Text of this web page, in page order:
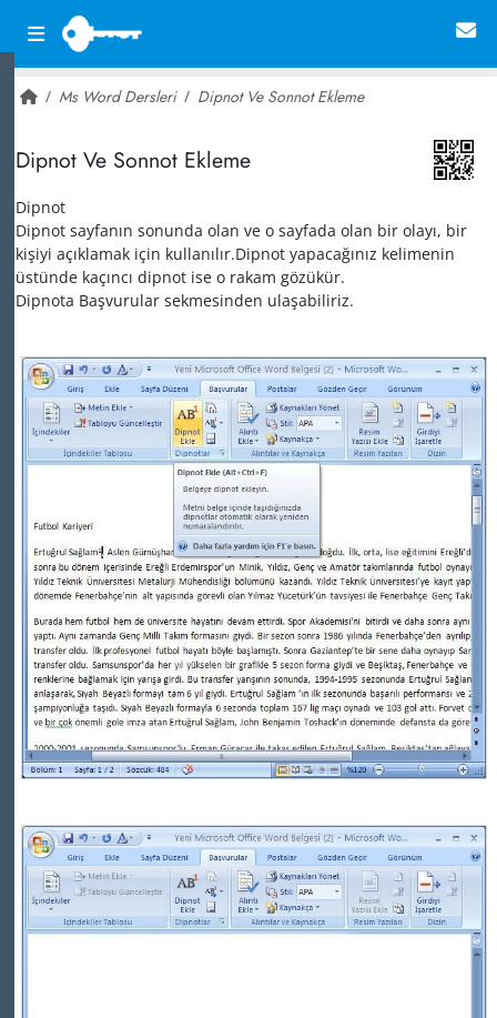
Ms Word Dersleri Dipnot Ve Sonnot Ekleme
Dipnot Ve Sonnot Ekleme
Dipnot
Dipnot sayfanın sonunda olan ve o sayfada olan bir olayı, bir
kişiyi açıklamak için kullanılır.Dipnot yapacağınız kelimenin
üstünde kaçıncı dipnot ise o rakam gözükür.
Dipnota Başvurular sekmesinden ulaşabiliriz.